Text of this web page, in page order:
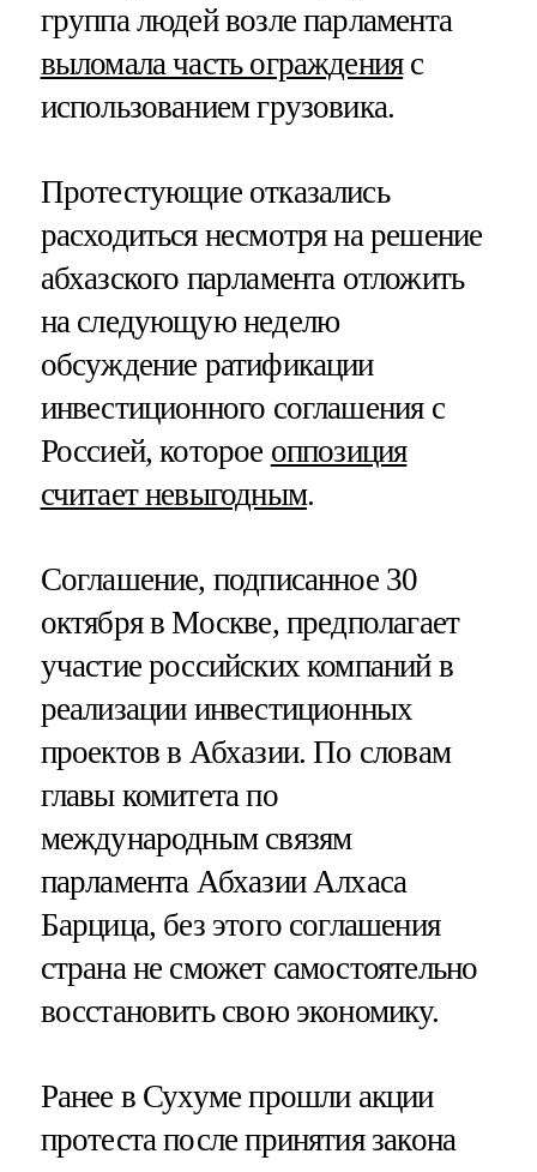
группа людей возле парламента
выломала часть огражденияс
использованием грузовика.
Протестующие отказались
расходиться несмотря на решение
абхазского парламента отложить
на следующую неделю
обсуждение ратификации
инвестиционного соглашения с
Россией, которое оппозиция
считает невыгодным.
Соглашение, подписанное 30
октября в Москве, предполагает
участие российских компаний в
реализации инвестиционных
проектов в Абхазии. По словам
главы комитета по
международным связям
парламента Абхазии Алхаса
Барцица, без этого соглашения
страна не сможет самостоятельно
восстановить свою экономику.
Ранее в Сухуме прошли акции
протеста после принятия закона